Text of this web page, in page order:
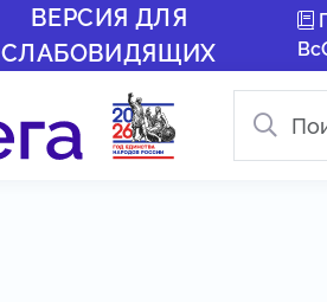
ВЕРСИЯ ДЛЯ
СЛАБОВИДЯЩИХ